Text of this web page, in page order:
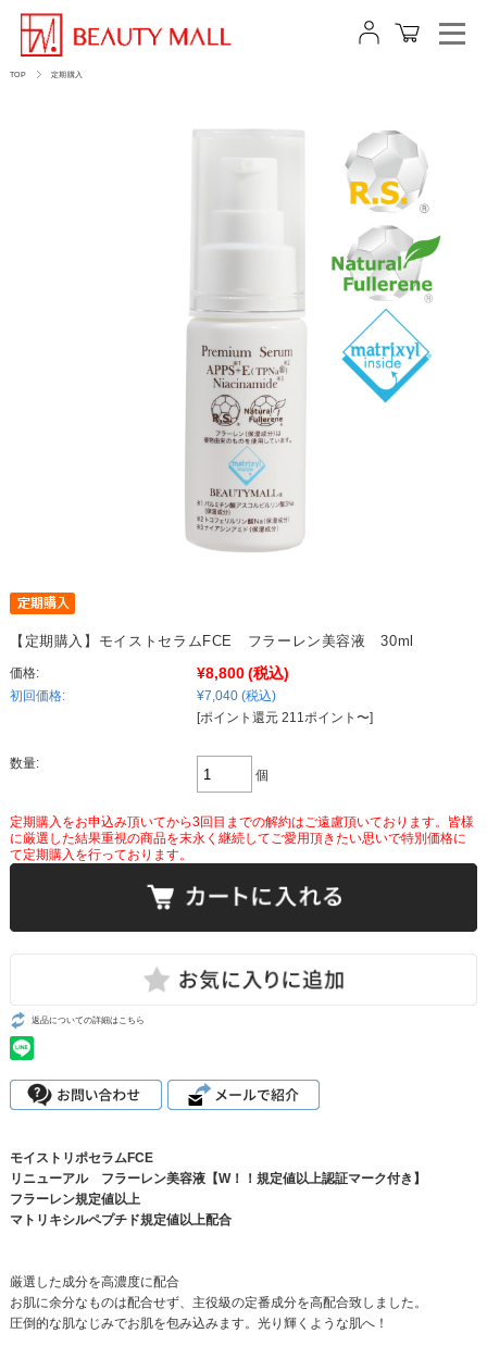
TOP 定期購入
【定期購入】モイストセラムFCE フラーレン美容液 30ml
価格: ¥8,800(税込)
初回価格: ¥7,040 (税込)
[ポイント還元 211ポイント〜]
数量:
個
定期購入をお申込み頂いてから3回目までの解約はご遠慮頂いております。皆様
に厳選した結果重視の商品を末永く継続してご愛用頂きたい思いで特別価格に
て定期購入を行っております。
返品についての詳細はこちら
モイストリポセラムFCE
リニューアル フラーレン美容液【W！！規定値以上認証マーク付き】
フラーレン規定値以上
マトリキシルペプチド規定値以上配合
厳選した成分を高濃度に配合
お肌に余分なものは配合せず、主役級の定番成分を高配合致しました。
圧倒的な肌なじみでお肌を包み込みます。光り輝くような肌へ！